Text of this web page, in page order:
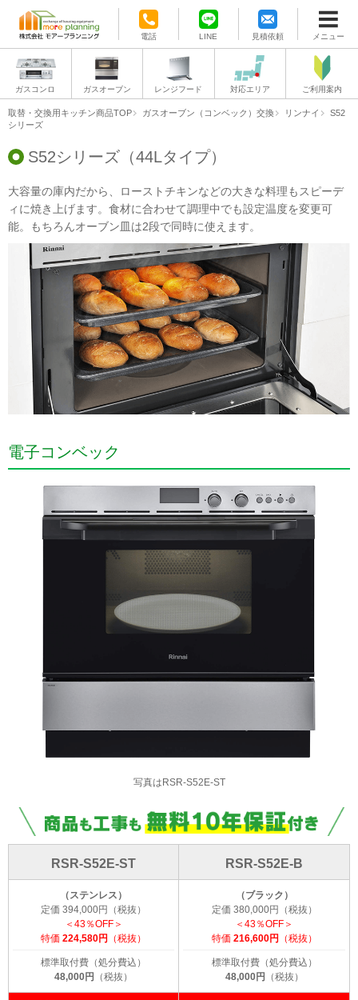
電話 LINE 見積依頼 メニュー
ガスコンロ ガスオーブン レンジフード 対応エリア ご利用案内
取替・交換用キッチン商品TOP ガスオーブン（コンベック）交換 リンナイ
S52
シリーズ
S52シリーズ（44Lタイプ）
大容量の庫内だから、ローストチキンなどの大きな料理もスピーデ
ィに焼き上げます。食材に合わせて調理中でも設定温度を変更可
能。もちろんオーブン皿は2段で同時に使えます。
電子コンベック
写真はRSR-S52E-ST
RSR-S52E-ST RSR-S52E-B
（ステンレス）
定価 394,000円（税抜）
＜43％OFF＞
特価 224,580円 （税抜）
標準取付費（処分費込）
48,000円
（税抜）
（ブラック）
定価 380,000円（税抜）
＜43％OFF＞
特価 216,600円 （税抜）
標準取付費（処分費込）
48,000円
（税抜）